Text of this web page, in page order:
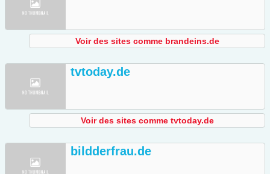
Voir des sites comme brandeins.de
tvtoday.de
Voir des sites comme tvtoday.de
bildderfrau.de